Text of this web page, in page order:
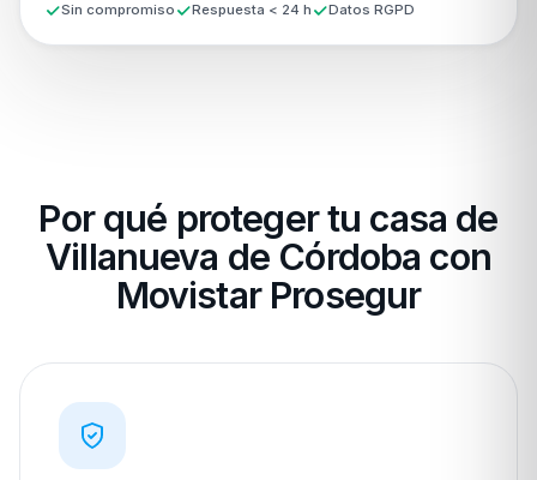
Sin compromiso Respuesta < 24 h Datos RGPD
Por qué proteger tu casa de
Villanueva de Córdoba con
Movistar Prosegur